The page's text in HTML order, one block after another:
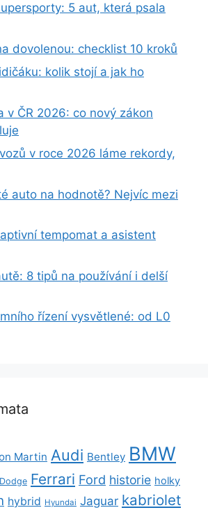
5 aut, která psala
dovolenou: checklist 10 kroků
kolik stojí a jak ho
v ČR 2026: co nový zákon
v roce 2026 láme rekordy,
auto na hodnotě? Nejvíc mezi
tempomat a asistent
8 tipů na používání i delší
řízení vysvětlené: od L0
Martin Audi Bentley BMW
Dodge Ferrari Ford historie holky
hybrid Hyundai Jaguar kabriolet